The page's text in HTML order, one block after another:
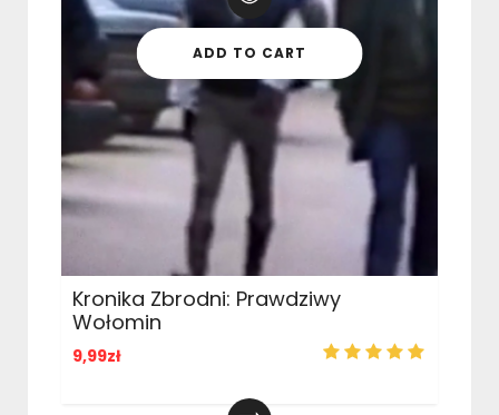
ADD TO CART
Kronika Zbrodni: Prawdziwy
Wołomin
9,99zł